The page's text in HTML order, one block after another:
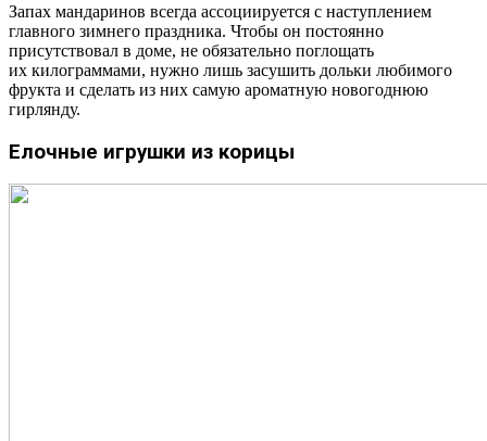
Запах мандаринов всегда ассоциируется с наступлением
главного зимнего праздника. Чтобы он постоянно
присутствовал в доме, не обязательно поглощать
их килограммами, нужно лишь засушить дольки любимого
фрукта и сделать из них самую ароматную новогоднюю
гирлянду.
Елочные игрушки из корицы